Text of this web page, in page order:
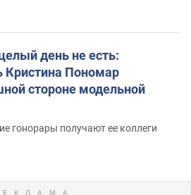
день не есть:
Кристина Пономар
стороне модельной
гонорары получают ее коллеги